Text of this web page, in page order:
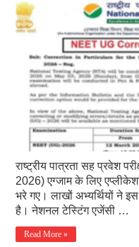
राष्ट्रीय पात्रता सह प्रवेश
2026) एग्जाम के लिए
भरे गए। लाखों अभ्यर्थियों ने
है। नेशनल टेस्टिंग एजेंसी …
Read More »